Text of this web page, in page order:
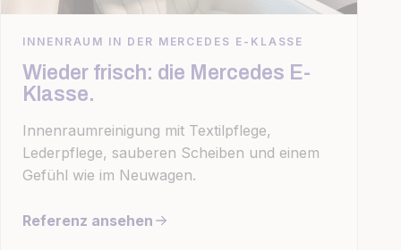
INNENRAUM IN DER MERCEDES E-KLASSE
Wieder frisch: die Mercedes E-
Klasse.
Innenraumreinigung mit Textilpflege,
Lederpflege, sauberen Scheiben und einem
Gefühl wie im Neuwagen.
Referenz ansehen